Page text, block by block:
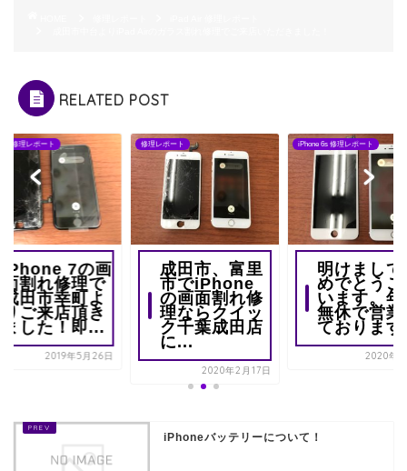
RELATED POST
7 修理レポート
iPhone 7の画
面割れ修理で
成田市幸町よ
りご来店頂き
ました！即...
2019年5月26日
修理レポート
成田市、富里
市でiPhone
の画面割れ修
理ならクイッ
ク千葉成田店
に...
2020年2月17日
iPhone 6s 修理レポート
明けまして
めでとうご
います。年
無休で営業
ております
2020年1
iPhoneバッテリーについて！